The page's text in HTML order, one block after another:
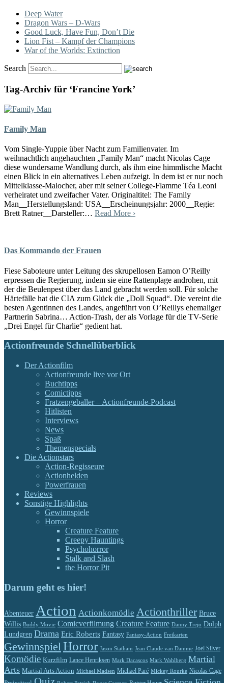
Deep Water
Dragon Wars – D-Wars
Good Luck, Have Fun, Don’t Die
Lion Fist – Kampf der Champions
War of the Worlds: Extinction
Search
Tag-Archiv für ‘Francine York’
Family Man
Vom Single-Yuppie über Nacht zum Familienvater. Im
weihnachtlich angehauchten „Family Man“ macht Nicolas Cage
diese wundersame Wandlung durch, als ihm eine himmlische Macht
einen Blick in ein alternatives Leben aufzeigt. In dem ist er nur noch
Mittelklasse-Malocher, aber mit seiner College-Flamme Téa Leoni
verheiratet und zweifacher Vater. Originaltitel: The Family
Man__Herstellungsland: USA__Erscheinungsjahr: 2000__Regie:
Brett Ratner__Darsteller:… Read More ›
Das Kommando der Frauen
Fiese Saboteure unter Leitung des skrupellosen Eamon O’Reilly
erpressen die Regierung, indem sie eine Rattenplage androhen, mit
der die Beulenpest über das Land gebracht werden soll. Für solche
Härtefälle hat die CIA zum Glück die „Doll Squad“. Die vereint die
besten Agentinnen des Landes, angeführt von O’Reillys ehemaliger
Partnerin Sabrina… Action-Trash, der als Vorlage für die TV-Serie
„Drei Engel für Charlie“ gedient hat.
Actionfreunde Schnellüberblick
Der Actionfilm
Actionfreunde live vor Ort
Buchtipps
Comictipps
Fratzengeballer – Actionfreunde-Podcast
Hitlisten
Interviews
News
Spaß
Themenspecials
Die Actionstars
Action-Regisseure
Actionhelden
Powerfrauen
Reviews
Sonstige Highlights
Gewinnspiele
Horror
Creature Feature
Creepy Hauntings
Psychohorror
Stalk and Slash
the Horror Pit
Darum geht es hier!
Abenteuer Action Actionkomödie Actionthriller Bruce
Willis Buddy Movie Comicverfilmung Creature Feature Danny Trejo Dolph
Lundgren Drama Eric Roberts Fantasy Fantasy-Action Freikarten
GewinnspielHorror Jason Statham Jean Claude van Damme Joel Silver
Komödie Kurzfilm Lance Henriksen Mark Dacascos Mark Wahlberg Martial
Arts Martial Arts Action Michael Madsen Michael Paré Mickey Rourke Nicolas Cage